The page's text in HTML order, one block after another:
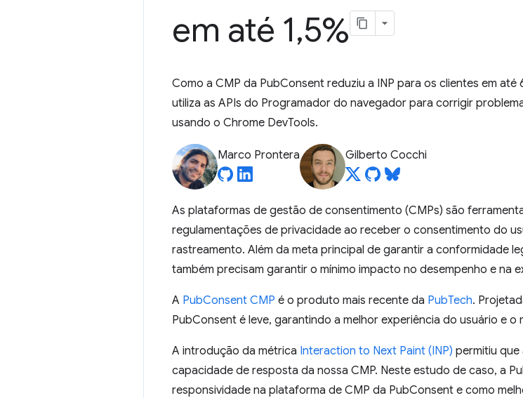
em até 1,5%
Como a CMP da PubConsent reduziu a INP para os clientes em
utiliza as APIs do Programador do navegador para corrigir
usando o Chrome DevTools.
Marco Prontera Gilberto Cocchi
As plataformas de gestão de consentimento (CMPs) são
regulamentações de privacidade ao receber o consentimento do
rastreamento. Além da meta principal de garantir a conformidade
também precisam garantir o mínimo impacto no desempenho e na
A PubConsent CMP é o produto mais recente da PubTech.
PubConsent é leve, garantindo a melhor experiência do usuário e
A introdução da métrica Interaction to Next Paint (INP) permitiu que
capacidade de resposta da nossa CMP. Neste estudo de caso, a
responsividade na plataforma de CMP da PubConsent e como